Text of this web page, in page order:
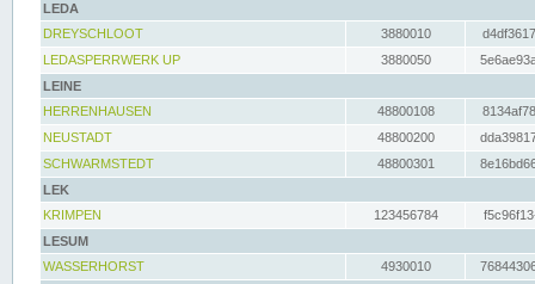
LEDA
DREYSCHLOOT
3880010
LEDASPERRWERK UP
3880050
LEINE
HERRENHAUSEN
48800108
NEUSTADT
48800200
SCHWARMSTEDT
48800301
LEK
KRIMPEN
123456784
LESUM
WASSERHORST
4930010